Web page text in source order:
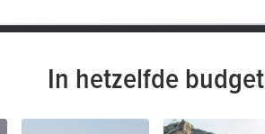
In hetzelfde budget